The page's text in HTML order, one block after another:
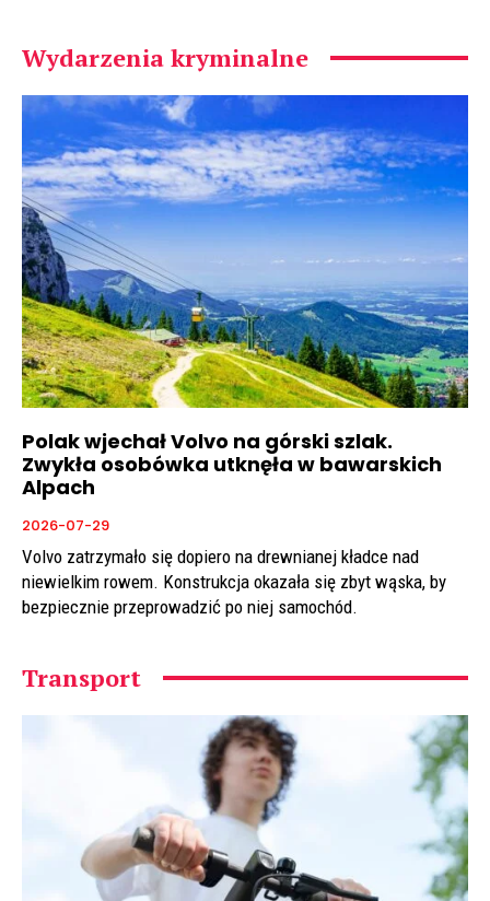
Wydarzenia kryminalne
Polak wjechał Volvo na górski szlak.
Zwykła osobówka utknęła w bawarskich
Alpach
2026-07-29
Volvo zatrzymało się dopiero na drewnianej kładce nad
niewielkim rowem. Konstrukcja okazała się zbyt wąska, by
bezpiecznie przeprowadzić po niej samochód.
Transport